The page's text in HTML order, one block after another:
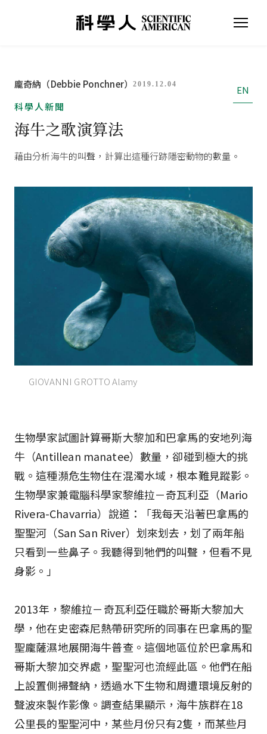
龐奇納（Debbie Ponchner）2019.12.04
EN
科學人新聞
海牛之歌演算法
藉由分析海牛的叫聲，計算出這種行跡隱密動物的數量。
GIOVANNI GROTTO Alamy
生物學家試圖計算哥斯大黎加和巴拿馬的安地列海
牛（Antillean manatee）數量，卻碰到極大的挑
戰。這種瀕危生物住在混濁水域，根本難見蹤影。
生物學家兼電腦科學家黎維拉－奇瓦利亞（Mario
Rivera-Chavarria）說道：「我每天沿著巴拿馬的
聖聖河（San San River）划來划去，划了兩年船
只看到一些鼻子。我聽得到牠們的叫聲，但看不見
身影。」
2013年，黎維拉－奇瓦利亞任職於哥斯大黎加大
學，他在史密森尼熱帶研究所的同事在巴拿馬的聖
聖龐薩濕地展開海牛普查。這個地區位於巴拿馬和
哥斯大黎加交界處，聖聖河也流經此區。他們在船
上設置側掃聲納，透過水下生物和周遭環境反射的
聲波來製作影像。調查結果顯示，海牛族群在18
公里長的聖聖河中，某些月份只有2隻，而某些月